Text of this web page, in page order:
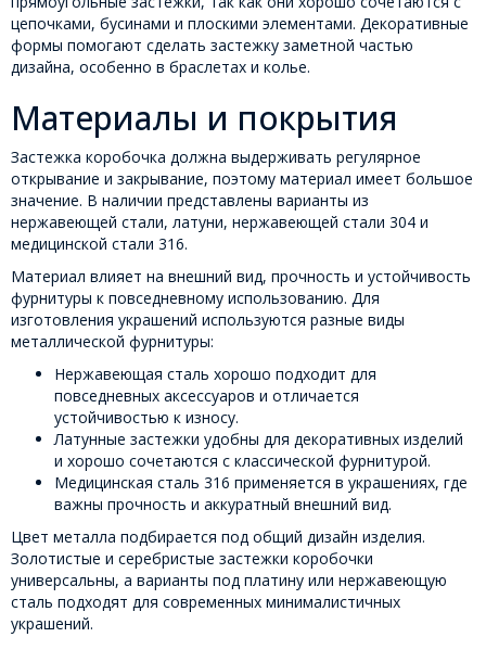
цепочками, бусинами и плоскими элементами. Декоративные
формы помогают сделать застежку заметной частью
дизайна, особенно в браслетах и колье.
Материалы и покрытия
Застежка коробочка должна выдерживать регулярное
открывание и закрывание, поэтому материал имеет большое
значение. В наличии представлены варианты из
нержавеющей стали, латуни, нержавеющей стали 304 и
медицинской стали 316.
Материал влияет на внешний вид, прочность и устойчивость
фурнитуры к повседневному использованию. Для
изготовления украшений используются разные виды
металлической фурнитуры:
Нержавеющая сталь хорошо подходит для
повседневных аксессуаров и отличается
устойчивостью к износу.
Латунные застежки удобны для декоративных изделий
и хорошо сочетаются с классической фурнитурой.
Медицинская сталь 316 применяется в украшениях, где
важны прочность и аккуратный внешний вид.
Цвет металла подбирается под общий дизайн изделия.
Золотистые и серебристые застежки коробочки
универсальны, а варианты под платину или нержавеющую
сталь подходят для современных минималистичных
украшений.